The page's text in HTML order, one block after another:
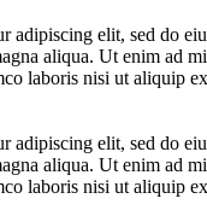
adipiscing elit, sed do
aliqua. Ut enim ad
laboris nisi ut aliquip
adipiscing elit, sed do
aliqua. Ut enim ad
laboris nisi ut aliquip